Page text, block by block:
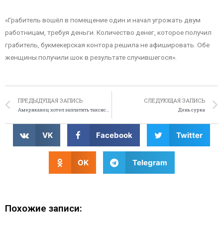
«Грабитель вошёл в помещение один и начал угрожать двум
работницам, требуя деньги. Количество денег, которое получил
грабитель, букмекерская контора решила не афишировать. Обе
женщины получили шок в результате случившегося».
ПРЕДЫДУЩАЯ ЗАПИСЬ
Американец хотел заплатить таксисту марихуаной
СЛЕДУЮЩАЯ ЗАПИСЬ
День сурка
VK Facebook Twitter
OK Telegram
Похожие записи: